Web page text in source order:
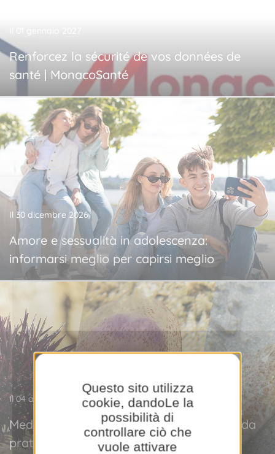
Renforcez la sécurité de vos données de
santé | MonacoSanté
Il 30 dicembre 2026
Amore e sessualità in adolescenza:
informarsi meglio per capirsi meglio
Il 04 agosto 2026
Meduse, ricci di mare, tracine: piccola guida
pratica per curare le ferite da spiaggia
Questo sito utilizza
cookie, dandoLe la
possibilità di
controllare ciò che
vuole attivare